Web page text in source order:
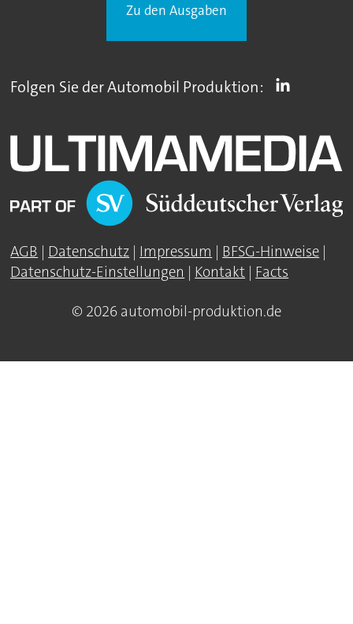
Zu den Ausgaben
Folgen Sie der Automobil Produktion:
AGB | Datenschutz | Impressum | BFSG-Hinweise |
Datenschutz-Einstellungen | Kontakt | Facts
© 2026 automobil-produktion.de